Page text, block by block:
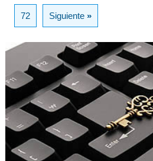
72 Siguiente»